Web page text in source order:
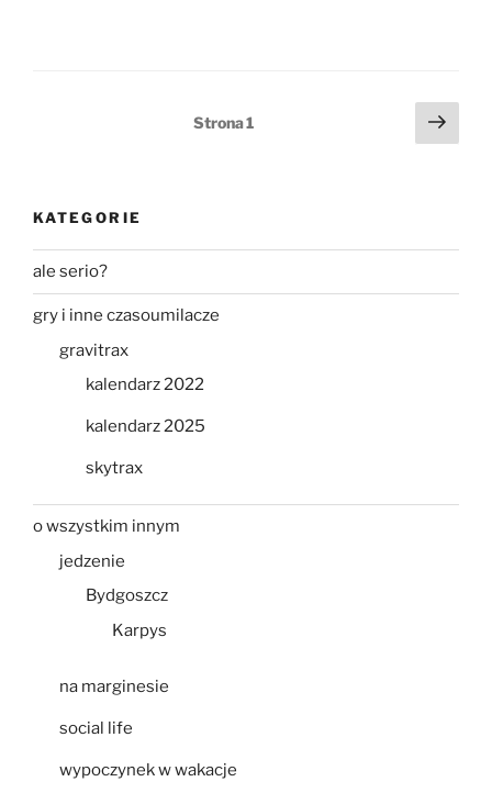
Strona1
KATEGORIE
ale serio?
gry i inne czasoumilacze
gravitrax
kalendarz 2022
kalendarz 2025
skytrax
o wszystkim innym
jedzenie
Bydgoszcz
Karpys
na marginesie
social life
wypoczynek w wakacje